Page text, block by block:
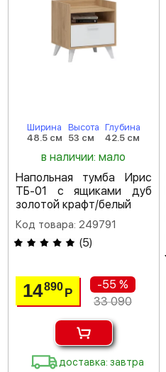
Ширина
48.5 см
Высота
53 см
Глубина
42.5 см
в наличии: мало
Напольная тумба Ирис
ТБ-01 с ящиками дуб
золотой крафт/белый
Код товара: 249791
(5)
14890Р
-55 %
33 090
доставка: завтра